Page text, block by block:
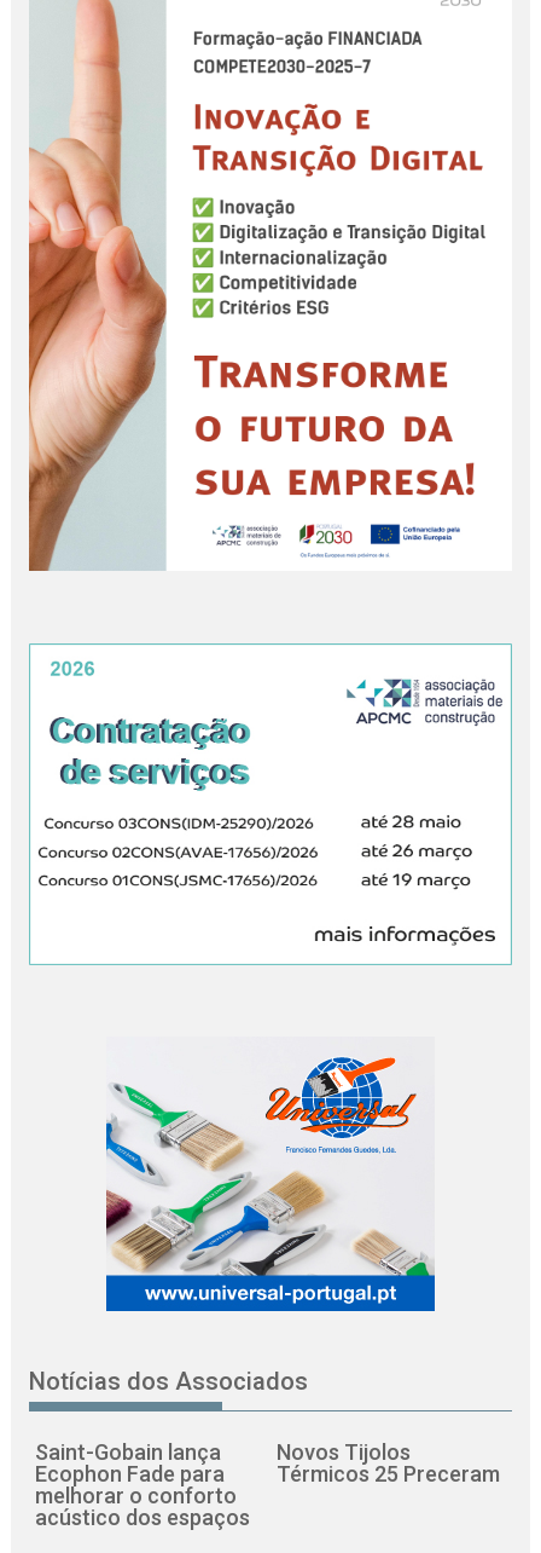
Notícias dos Associados
Saint-Gobain lança
Ecophon Fade para
melhorar o conforto
acústico dos espaços
Novos Tijolos
Térmicos 25 Preceram